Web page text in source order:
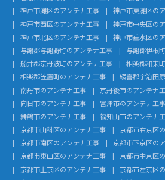
神戸市灘区のアンテナ工事
神戸市東灘区の
神戸市西区のアンテナ工事
神戸市中央区の
神戸市北区のアンテナ工事
神戸市垂水区の
与謝郡与謝野町のアンテナ工事
与謝郡伊根
船井郡京丹波町のアンテナ工事
相楽郡和束
相楽郡笠置町のアンテナ工事
綴喜郡宇治田
南丹市のアンテナ工事
京丹後市のアンテナ
向日市のアンテナ工事
宮津市のアンテナ工事
舞鶴市のアンテナ工事
福知山市のアンテナ
京都市山科区のアンテナ工事
京都市右京区
京都市南区のアンテナ工事
京都市下京区の
京都市東山区のアンテナ工事
京都市中京区
京都市上京区のアンテナ工事
京都市左京区